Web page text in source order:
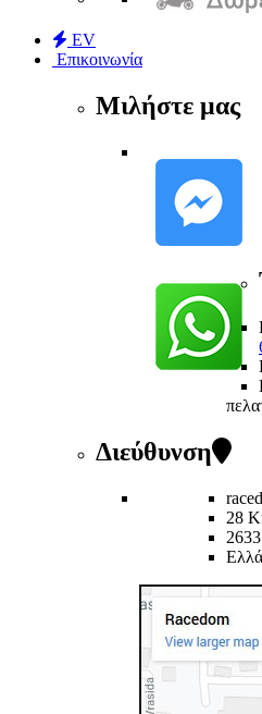
EV
Επικοινωνία
Μιλήστε μας
Διεύθυνση
28